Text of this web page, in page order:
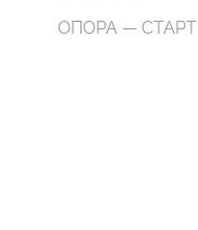
ОПОРА — СТАРТ